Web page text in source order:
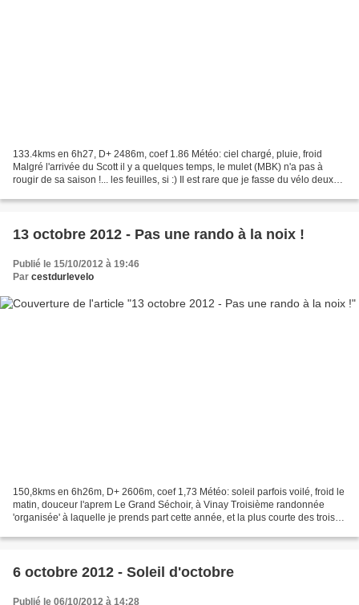
133.4kms en 6h27, D+ 2486m, coef 1.86 Météo: ciel chargé, pluie, froid
Malgré l'arrivée du Scott il y a quelques temps, le mulet (MBK) n'a pas à
rougir de sa saison !... les feuilles, si :) Il est rare que je fasse du vélo deux
13 octobre 2012 - Pas une rando à la noix !
Publié le 15/10/2012 à 19:46
Par cestdurlevelo
150,8kms en 6h26m, D+ 2606m, coef 1,73 Météo: soleil parfois voilé, froid le
matin, douceur l'aprem Le Grand Séchoir, à Vinay Troisième randonnée
'organisée' à laquelle je prends part cette année, et la plus courte des trois !
6 octobre 2012 - Soleil d'octobre
Publié le 06/10/2012 à 14:28